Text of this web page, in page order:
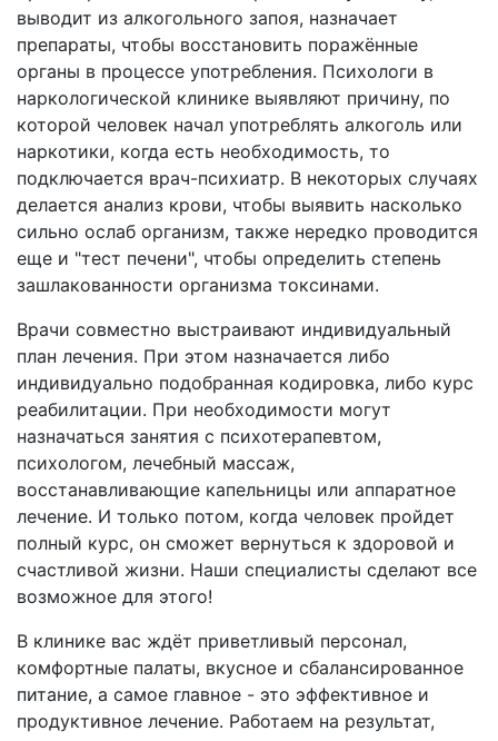
выводит из алкогольного запоя, назначает
препараты, чтобы восстановить поражённые
органы в процессе употребления. Психологи в
наркологической клинике выявляют причину, по
которой человек начал употреблять алкоголь или
наркотики, когда есть необходимость, то
подключается врач-психиатр. В некоторых случаях
делается анализ крови, чтобы выявить насколько
сильно ослаб организм, также нередко проводится
еще и "тест печени", чтобы определить степень
зашлакованности организма токсинами.
Врачи совместно выстраивают индивидуальный
план лечения. При этом назначается либо
индивидуально подобранная кодировка, либо курс
реабилитации. При необходимости могут
назначаться занятия с психотерапевтом,
психологом, лечебный массаж,
восстанавливающие капельницы или аппаратное
лечение. И только потом, когда человек пройдет
полный курс, он сможет вернуться к здоровой и
счастливой жизни. Наши специалисты сделают все
возможное для этого!
В клинике вас ждёт приветливый персонал,
комфортные палаты, вкусное и сбалансированное
питание, а самое главное - это эффективное и
продуктивное лечение. Работаем на результат,